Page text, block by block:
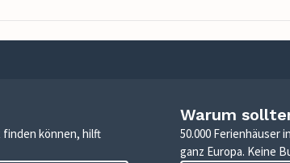
finden können, hilft
Warum
50.000 Ferienhäuser
ganz Europa. Keine